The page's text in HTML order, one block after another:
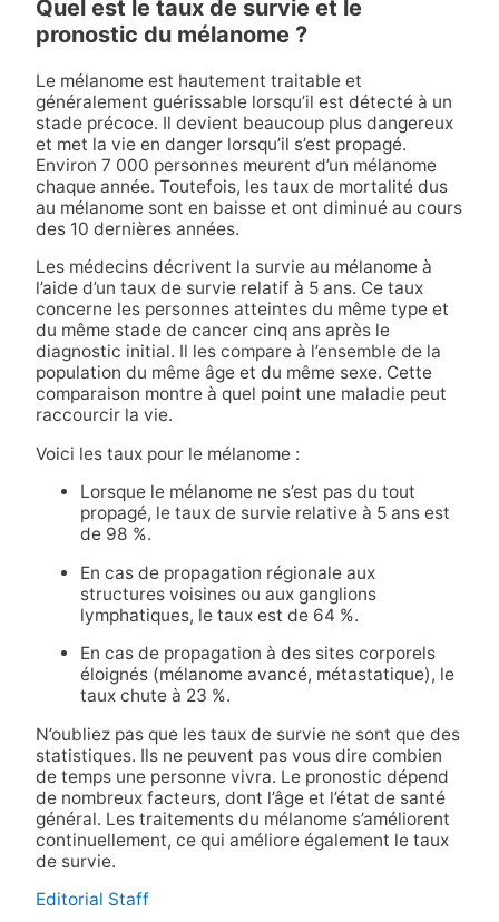
Quel est le taux de survie et le
pronostic du mélanome ?
Le mélanome est hautement traitable et
généralement guérissable lorsqu’il est détecté à un
stade précoce. Il devient beaucoup plus dangereux
et met la vie en danger lorsqu’il s’est propagé.
Environ 7 000 personnes meurent d’un mélanome
chaque année. Toutefois, les taux de mortalité dus
au mélanome sont en baisse et ont diminué au cours
des 10 dernières années.
Les médecins décrivent la survie au mélanome à
l’aide d’un taux de survie relatif à 5 ans. Ce taux
concerne les personnes atteintes du même type et
du même stade de cancer cinq ans après le
diagnostic initial. Il les compare à l’ensemble de la
population du même âge et du même sexe. Cette
comparaison montre à quel point une maladie peut
raccourcir la vie.
Voici les taux pour le mélanome :
Lorsque le mélanome ne s’est pas du tout
propagé, le taux de survie relative à 5 ans est
de 98 %.
En cas de propagation régionale aux
structures voisines ou aux ganglions
lymphatiques, le taux est de 64 %.
En cas de propagation à des sites corporels
éloignés (mélanome avancé, métastatique), le
taux chute à 23 %.
N’oubliez pas que les taux de survie ne sont que des
statistiques. Ils ne peuvent pas vous dire combien
de temps une personne vivra. Le pronostic dépend
de nombreux facteurs, dont l’âge et l’état de santé
général. Les traitements du mélanome s’améliorent
continuellement, ce qui améliore également le taux
de survie.
Editorial Staff